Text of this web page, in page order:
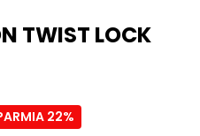
TWIST LOCK
22%